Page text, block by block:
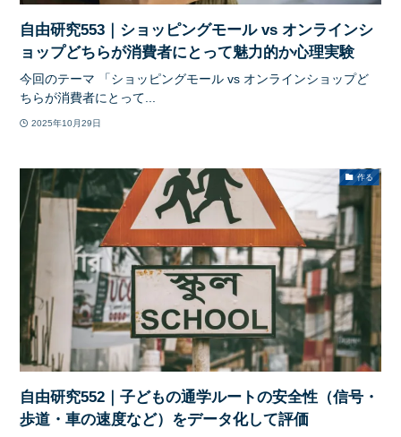
自由研究553｜ショッピングモール vs オンラインシ
ョップどちらが消費者にとって魅力的か心理実験
今回のテーマ 「ショッピングモール vs オンラインショップど
ちらが消費者にとって...
2025年10月29日
作る
自由研究552｜子どもの通学ルートの安全性（信号・
歩道・車の速度など）をデータ化して評価